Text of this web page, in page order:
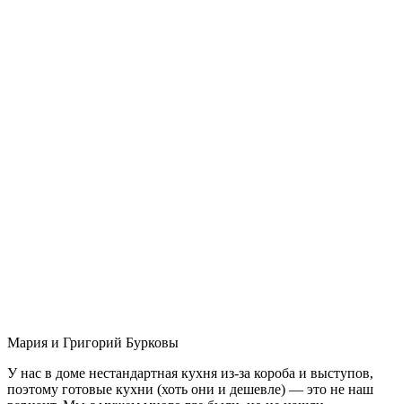
Мария и Григорий Бурковы
У нас в доме нестандартная кухня из-за короба и выступов,
поэтому готовые кухни (хоть они и дешевле) — это не наш